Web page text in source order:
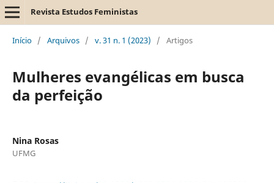
Revista Estudos Feministas
Início / Arquivos / v. 31 n. 1 (2023) / Artigos
Mulheres evangélicas em busca
da perfeição
Nina Rosas
UFMG